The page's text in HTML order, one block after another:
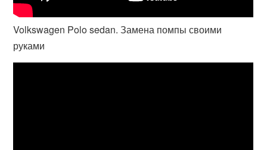
Volkswagen Polo sedan. Замена помпы своими
руками